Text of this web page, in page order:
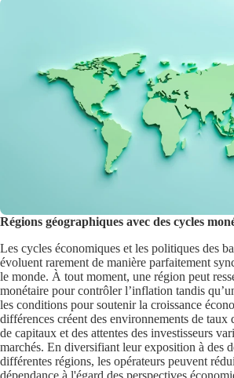
Régions géographiques avec des cycles
Les cycles économiques et les politiques des
évoluent rarement de manière parfaitement
le monde. À tout moment, une région peut
monétaire pour contrôler l’inflation tandis
les conditions pour soutenir la croissance
différences créent des environnements de taux
de capitaux et des attentes des investisseurs
marchés. En diversifiant leur exposition à des
différentes régions, les opérateurs peuvent
dépendance à l'égard des perspectives